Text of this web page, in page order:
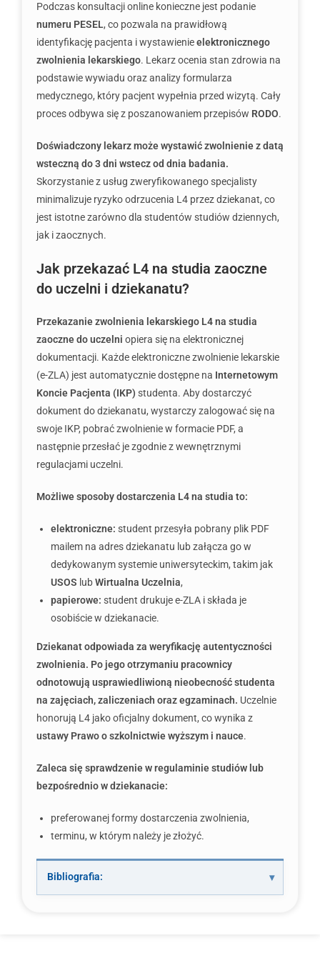
Podczas konsultacji online konieczne jest podanie
numeru PESEL, co pozwala na prawidłową
identyfikację pacjenta i wystawienieelektronicznego
zwolnienia lekarskiego. Lekarz ocenia stan zdrowia na
podstawie wywiadu oraz analizy formularza
medycznego, który pacjent wypełnia przed wizytą. Cały
proces odbywa się z poszanowaniem przepisów RODO.
Doświadczony lekarz może wystawić zwolnienie z datą
wsteczną do 3 dni wstecz od dnia badania.
Skorzystanie z usług zweryfikowanego specjalisty
minimalizuje ryzyko odrzucenia L4 przez dziekanat, co
jest istotne zarówno dla studentów studiów dziennych,
jak i zaocznych.
Jak przekazać L4 na studia zaoczne
do uczelni i dziekanatu?
Przekazanie zwolnienia lekarskiego L4 na studia
zaoczne do uczelni opiera się na elektronicznej
dokumentacji. Każde elektroniczne zwolnienie lekarskie
(e-ZLA) jest automatycznie dostępne na Internetowym
Koncie Pacjenta (IKP) studenta. Aby dostarczyć
dokument do dziekanatu, wystarczy zalogować się na
swoje IKP, pobrać zwolnienie w formacie PDF, a
następnie przesłać je zgodnie z wewnętrznymi
regulacjami uczelni.
Możliwe sposoby dostarczenia L4 na studia to:
elektroniczne: student przesyła pobrany plik PDF
mailem na adres dziekanatu lub załącza go w
dedykowanym systemie uniwersyteckim, takim jak
USOS lubWirtualna Uczelnia,
papierowe: student drukuje e-ZLA i składa je
osobiście w dziekanacie.
Dziekanat odpowiada za weryfikację autentyczności
zwolnienia. Po jego otrzymaniu pracownicy
odnotowują usprawiedliwioną nieobecność studenta
na zajęciach, zaliczeniach oraz egzaminach. Uczelnie
honorują L4 jako oficjalny dokument, co wynika z
ustawy Prawo o szkolnictwie wyższym i nauce.
Zaleca się sprawdzenie w regulaminie studiów lub
bezpośrednio w dziekanacie:
preferowanej formy dostarczenia zwolnienia,
terminu, w którym należy je złożyć.
Bibliografia: